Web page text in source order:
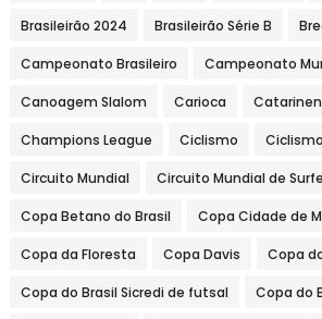
Brasileirão 2024 Brasileirão Série B
Campeonato Brasileiro Campeonato
Canoagem Slalom Carioca
Champions League Ciclismo
Circuito Mundial Circuito Mundial de Surfe
Copa Betano do Brasil Copa Cidade de
Copa da Floresta Copa Davis Copa
Copa do Brasil Sicredi de futsal Copa do